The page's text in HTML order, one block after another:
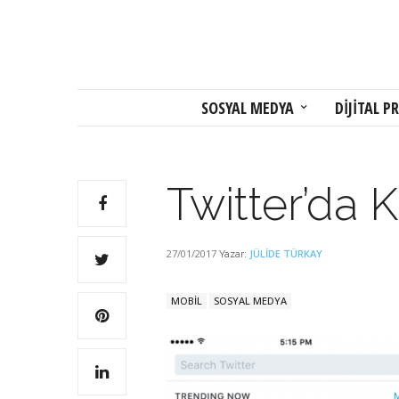
SOSYAL MEDYA DİJİTAL PR
Twitter’da
27/01/2017 Yazar: JÜLIDE TÜRKAY
MOBİL SOSYAL MEDYA